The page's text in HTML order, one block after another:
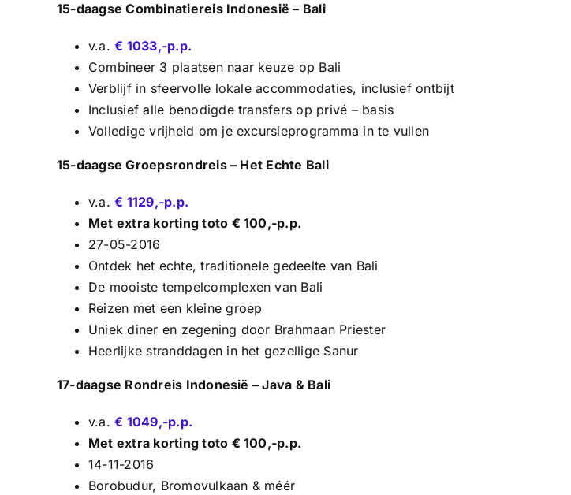
15-daagse Combinatiereis Indonesië – Bali
v.a.€ 1033,-p.p.
Combineer 3 plaatsen naar keuze op Bali
Verblijf in sfeervolle lokale accommodaties, inclusief ontbijt
Inclusief alle benodigde transfers op privé – basis
Volledige vrijheid om je excursieprogramma in te vullen
15-daagse Groepsrondreis – Het Echte Bali
v.a.€ 1129,-p.p.
Met extra korting toto € 100,-p.p.
27-05-2016
Ontdek het echte, traditionele gedeelte van Bali
De mooiste tempelcomplexen van Bali
Reizen met een kleine groep
Uniek diner en zegening door Brahmaan Priester
Heerlijke stranddagen in het gezellige Sanur
17-daagse Rondreis Indonesië – Java & Bali
v.a.€ 1049,-p.p.
Met extra korting toto € 100,-p.p.
14-11-2016
Borobudur, Bromovulkaan & méér